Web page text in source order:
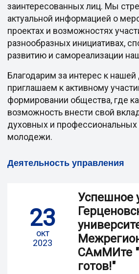
заинтересованных лиц. Мы
актуальной информацией о
проектах и возможностях
разнообразных инициативах,
развитию и самореализации
Благодарим за интерес к нашей
приглашаем к активному
формировании общества, где
возможность внести свой
духовных и профессиональных
молодежи.
Деятельность управления
23
окт
2023
Успешное
САмМИте
готов!"